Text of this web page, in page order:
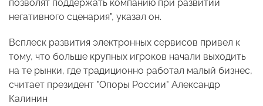
позволят поддержать компанию при развитии
негативного сценария", указал он.
Всплеск развития электронных сервисов привел к
тому, что больше крупных игроков начали выходить
на те рынки, где традиционно работал малый бизнес,
считает президент "Опоры России" Александр
Калинин